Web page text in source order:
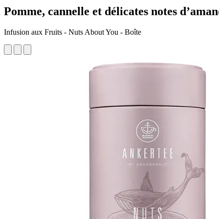
Pomme, cannelle et délicates notes
Infusion aux Fruits - Nuts About You - Boîte